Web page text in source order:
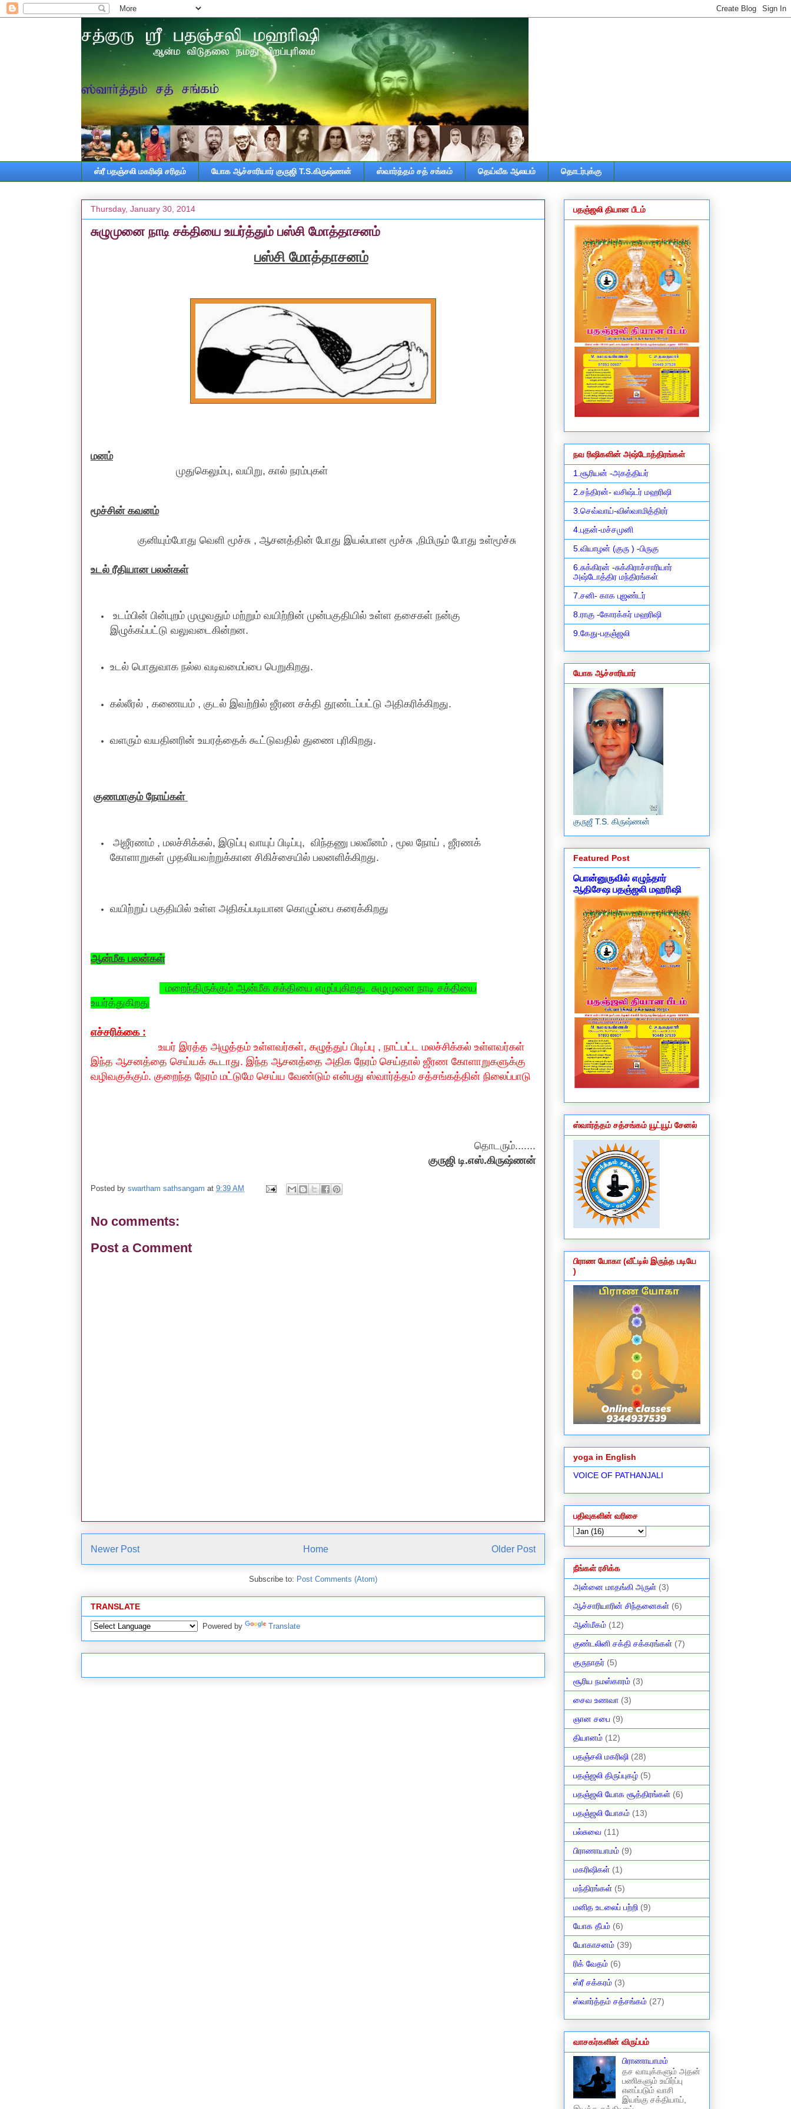
ஸ்ரீ பதஞ்சலி மகரிஷி சரிதம் யோக ஆச்சாரியார் குருஜி T.S.கிருஷ்ணன் ஸ்வார்த்தம் சத் சங்கம் தெய்வீக ஆலயம் தொடர்புக்கு
Thursday, January 30, 2014
சுழுமுனை நாடி சக்தியை உயர்த்தும் பஸ்சி மோத்தாசனம்
பஸ்சி மோத்தாசனம்
மனம்
முதுகெலும்பு, வயிறு, கால் நரம்புகள்
மூச்சின் கவனம்
குனியும்போது வெளி மூச்சு , ஆசனத்தின் போது இயல்பான மூச்சு ,நிமிரும் போது உள்மூச்சு
உடல் ரீதியான பலன்கள்
உடம்பின் பின்புறம் முழுவதும் மற்றும் வயிற்றின் முன்பகுதியில் உள்ள தசைகள் நன்கு
இழுக்கப்பட்டு வலுவடைகின்றன.
உடல் பொதுவாக நல்ல வடிவமைப்பை பெறுகிறது.
கல்லீரல் , கணையம் , குடல் இவற்றில் ஜீரண சக்தி தூண்டப்பட்டு அதிகரிக்கிறது.
வளரும் வயதினரின் உயரத்தைக் கூட்டுவதில் துணை புரிகிறது.
குணமாகும் நோய்கள்
அஜீரணம் , மலச்சிக்கல், இடுப்பு வாயுப் பிடிப்பு, விந்தணு பலவீனம் , மூல நோய் , ஜீரணக்
கோளாறுகள் முதலியவற்றுக்கான சிகிச்சையில் பலனளிக்கிறது.
வயிற்றுப் பகுதியில் உள்ள அதிகப்படியான கொழுப்பை கரைக்கிறது
ஆன்மீக பலன்கள்
மறைந்திருக்கும் ஆன்மீக சக்தியை எழுப்புகிறது. சுழுமுனை நாடி சக்தியை
உயர்த்துகிறது
எச்சரிக்கை :
உயர் இரத்த அழுத்தம் உள்ளவர்கள், கழுத்துப் பிடிப்பு , நாட்பட்ட மலச்சிக்கல் உள்ளவர்கள்
இந்த ஆசனத்தை செய்யக் கூடாது. இந்த ஆசனத்தை அதிக நேரம் செய்தால் ஜீரண கோளாறுகளுக்கு
வழிவகுக்கும். குறைந்த நேரம் மட்டுமே செய்ய வேண்டும் என்பது ஸ்வார்த்தம் சத்சங்கத்தின் நிலைப்பாடு
தொடரும்.......
குருஜி டி.எஸ்.கிருஷ்ணன்
Posted by swartham sathsangam at 9:39 AM
No comments:
Post a Comment
Newer Post Older Post
Home
Subscribe to: Post Comments (Atom)
TRANSLATE
Powered by Translate
பதஞ்ஜலி தியான பீடம்
நவ ரிஷிகளின் அஷ்டோத்திரங்கள்
1.சூரியன் -அகத்தியர்
2.சந்திரன்- வசிஷ்டர் மஹரிஷி
3.செவ்வாய்-விஸ்வாமித்திரர்
4.புதன்-மச்சமுனி
5.வியாழன் (குரு ) -பிருகு
6.சுக்கிரன் -சுக்கிராச்சாரியார்
அஷ்டோத்திர மந்திரங்கள்
7.சனி- காக புஜண்டர்
8.ராகு -கோரக்கர் மஹரிஷி
9.கேது-பதஞ்ஜலி
யோக ஆச்சாரியார்
குருஜீ T.S. கிருஷ்ணன்
Featured Post
பொன்னுருவில் எழுந்தார்
ஆதிசேஷ பதஞ்ஜலி மஹரிஷி
ஸ்வார்த்தம் சத்சங்கம் யூட்யூப் சேனல்
பிராண யோகா (வீட்டில் இருந்த படியே
)
yoga in English
VOICE OF PATHANJALI
பதிவுகளின் வரிசை
நீங்கள் ரசிக்க
அன்னை மாதங்கி அருள் (3)
ஆச்சாரியாரின் சிந்தனைகள் (6)
ஆன்மீகம் (12)
குண்டலினி சக்தி சக்கரங்கள் (7)
குருநாதர் (5)
சூரிய நமஸ்காரம் (3)
சைவ உணவா (3)
ஞான சபை (9)
தியானம் (12)
பதஞ்சலி மகரிஷி (28)
பதஞ்ஜலி திருப்புகழ் (5)
பதஞ்ஜலி யோக சூத்திரங்கள் (6)
பதஞ்ஜலி யோகம் (13)
பல்சுவை (11)
பிராணாயாமம் (9)
மகரிஷிகள் (1)
மந்திரங்கள் (5)
மனித உடலைப் பற்றி (9)
யோக தீபம் (6)
யோகாசனம் (39)
ரிக் வேதம் (6)
ஸ்ரீ சக்கரம் (3)
ஸ்வார்த்தம் சத்சங்கம் (27)
வாசகர்களின் விருப்பம்
பிராணாயாமம்
தச வாயுக்களும் அதன்
பணிகளும் உயிர்ப்பு
எனப்படும் வாசி
இயங்கு சக்தியாய்,